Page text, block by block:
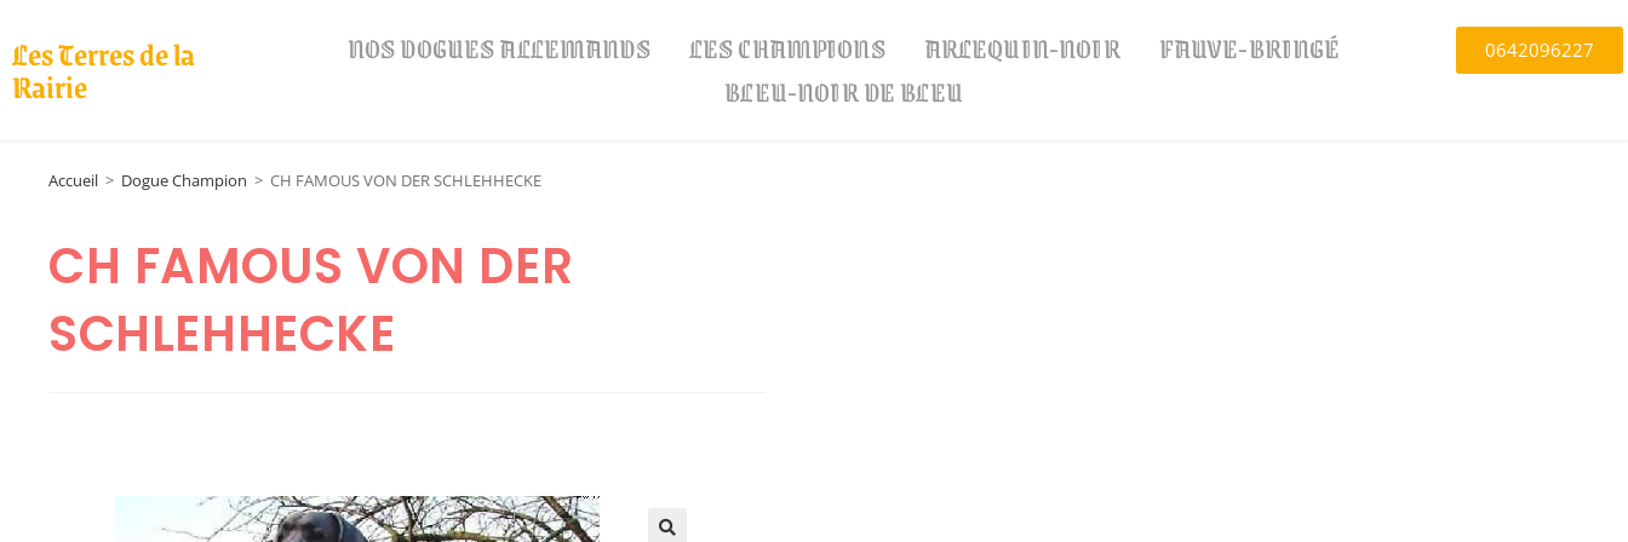
Les Terres de la
Rairie
NOS DOGUES ALLEMANDS LES CHAMPIONS ARLEQUIN-NOIR
FAUVE-BRINGÉ
BLEU-NOIR DE BLEU
0642096227
Accueil > Dogue Champion > CH FAMOUS VON DER SCHLEHHECKE
CH FAMOUS VON DER
SCHLEHHECKE